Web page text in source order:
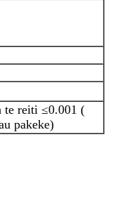
te reiti ≤0.001 (
pakeke)